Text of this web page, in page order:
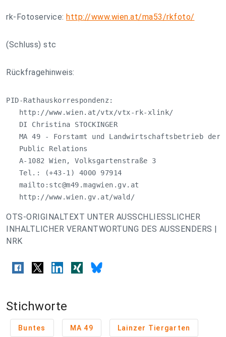
rk-Fotoservice: http://www.wien.at/ma53/rkfoto/
(Schluss) stc
Rückfragehinweis:
PID-Rathauskorrespondenz:
   http://www.wien.at/vtx/vtx-rk-xlink/
   DI Christina STOCKINGER
MA 49 - Forstamt und Landwirtschaftsbetrieb der
   Public Relations
   A-1082 Wien, Volksgartenstraße 3
   Tel.: (+43-1) 4000 97914
   mailto:
stc@m49.magwien.gv.at
   http://www.wien.gv.at/wald/
OTS-ORIGINALTEXT UNTER AUSSCHLIESSLICHER
INHALTLICHER VERANTWORTUNG DES AUSSENDERS |
NRK
Stichworte
Buntes MA 49 Lainzer Tiergarten